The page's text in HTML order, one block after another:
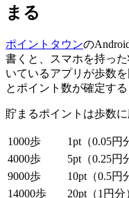
まる
ポイントタウンの
書くと、スマホを持っ
いているアプリが歩数
とポイント数が確定す
貯まるポイントは歩数
1000歩
1pt（0.05円
4000歩
5pt（0.25円
9000歩
10pt（0.5円
14000歩
20pt（1円分